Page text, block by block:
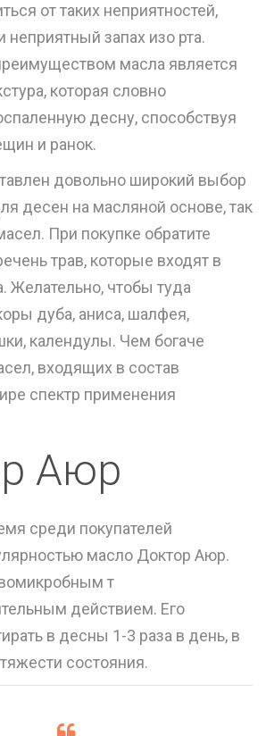
от таких неприятностей,
неприятный запах изо рта.
масла является
которая словно
десну, способствуя
и ранок.
довольно широкий выбор
десен на масляной основе, так
При покупке обратите
трав, которые входят в
Желательно, чтобы туда
дуба, аниса, шалфея,
календулы. Чем богаче
входящих в состав
спектр применения
Аюр
среди покупателей
масло Доктор Аюр.
т
действием. Его
в десны 1-3 раза в день, в
состояния.